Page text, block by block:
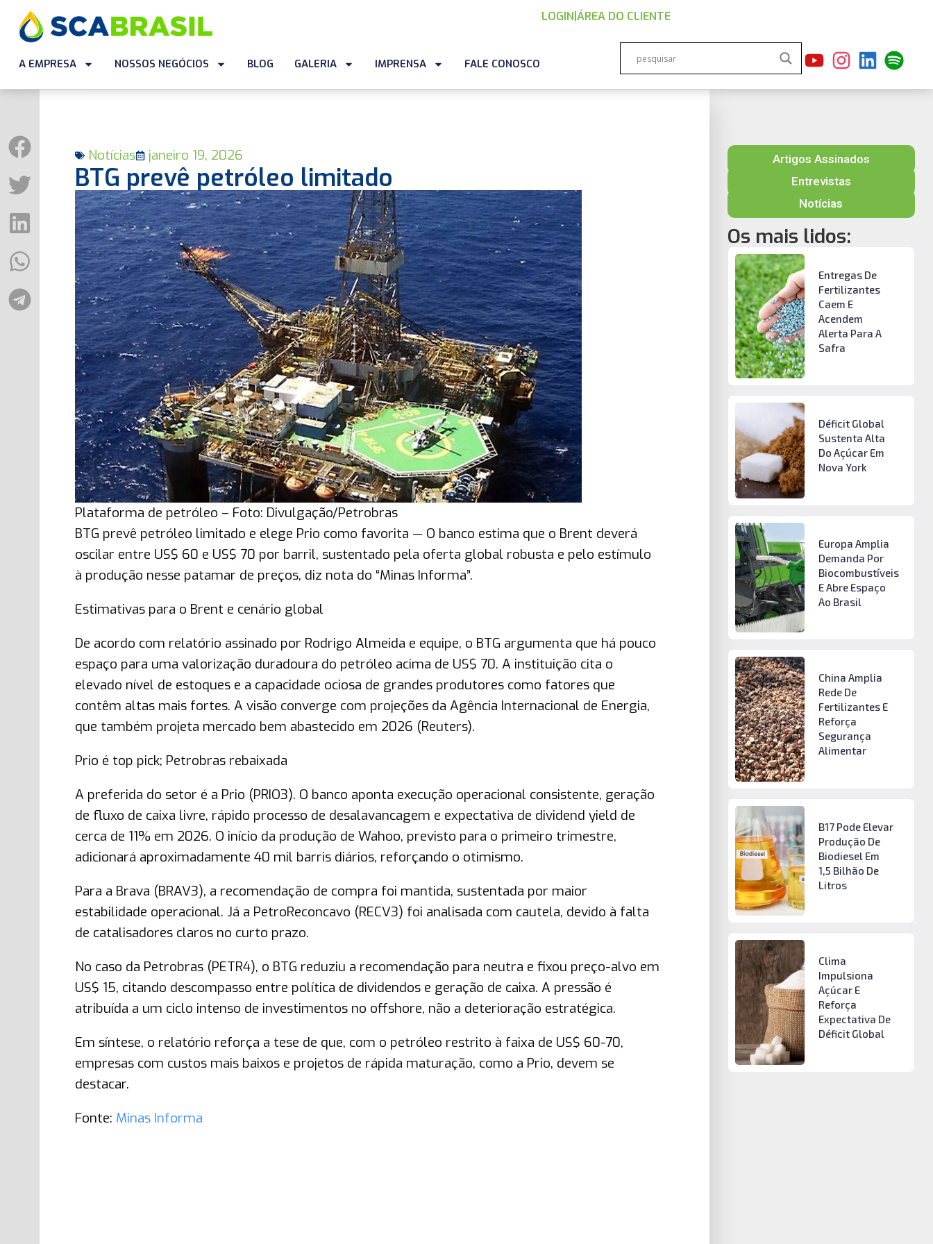
LOGIN |ÁREA DO CLIENTE
A EMPRESA NOSSOS NEGÓCIOS BLOG GALERIA IMPRENSA FALE CONOSCO
Notícias janeiro 19, 2026
BTG prevê petróleo limitado
Plataforma de petróleo – Foto: Divulgação/Petrobras
BTG prevê petróleo limitado e elege Prio como favorita — O banco estima que o Brent deverá
oscilar entre US$ 60 e US$ 70 por barril, sustentado pela oferta global robusta e pelo estímulo
à produção nesse patamar de preços, diz nota do “Minas Informa”.
Estimativas para o Brent e cenário global
De acordo com relatório assinado por Rodrigo Almeida e equipe, o BTG argumenta que há pouco
espaço para uma valorização duradoura do petróleo acima de US$ 70. A instituição cita o
elevado nível de estoques e a capacidade ociosa de grandes produtores como fatores que
contêm altas mais fortes. A visão converge com projeções da Agência Internacional de Energia,
que também projeta mercado bem abastecido em 2026 (Reuters).
Prio é top pick; Petrobras rebaixada
A preferida do setor é a Prio (PRIO3). O banco aponta execução operacional consistente, geração
de fluxo de caixa livre, rápido processo de desalavancagem e expectativa de dividend yield de
cerca de 11% em 2026. O início da produção de Wahoo, previsto para o primeiro trimestre,
adicionará aproximadamente 40 mil barris diários, reforçando o otimismo.
Para a Brava (BRAV3), a recomendação de compra foi mantida, sustentada por maior
estabilidade operacional. Já a PetroReconcavo (RECV3) foi analisada com cautela, devido à falta
de catalisadores claros no curto prazo.
No caso da Petrobras (PETR4), o BTG reduziu a recomendação para neutra e fixou preço-alvo em
US$ 15, citando descompasso entre política de dividendos e geração de caixa. A pressão é
atribuída a um ciclo intenso de investimentos no offshore, não a deterioração estratégica.
Em síntese, o relatório reforça a tese de que, com o petróleo restrito à faixa de US$ 60-70,
empresas com custos mais baixos e projetos de rápida maturação, como a Prio, devem se
destacar.
Fonte: Minas Informa
Artigos Assinados
Entrevistas
Notícias
Os mais lidos:
Entregas De
Fertilizantes
Caem E
Acendem
Alerta Para A
Safra
Déficit Global
Sustenta Alta
Do Açúcar Em
Nova York
Europa Amplia
Demanda Por
Biocombustíveis
E Abre Espaço
Ao Brasil
China Amplia
Rede De
Fertilizantes E
Reforça
Segurança
Alimentar
B17 Pode Elevar
Produção De
Biodiesel Em
1,5 Bilhão De
Litros
Clima
Impulsiona
Açúcar E
Reforça
Expectativa De
Déficit Global